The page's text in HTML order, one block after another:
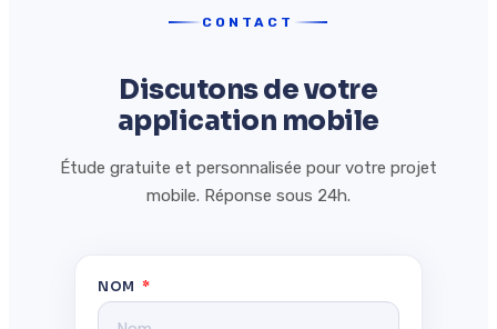
CONTACT
Discutons de votre
application mobile
Étude gratuite et personnalisée pour votre projet
mobile. Réponse sous 24h.
NOM